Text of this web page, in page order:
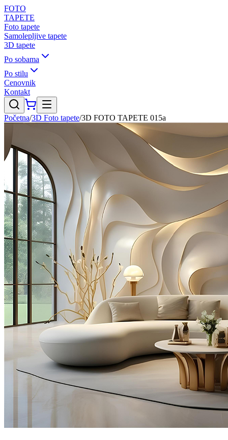
FOTO
TAPETE
Foto tapete
Samolepljive tapete
3D tapete
Po sobama
Po stilu
Cenovnik
Kontakt
Početna/3D Foto tapete/3D FOTO TAPETE 015a